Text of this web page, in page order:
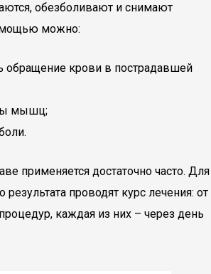
обезболивают и снимают
можно:
обращение крови в пострадавшей
мышц;
применяется достаточно часто. Для
проводят курс лечения: от
каждая из них – через день